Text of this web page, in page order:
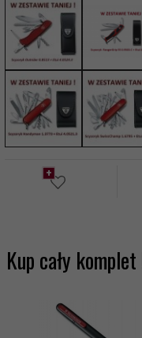
Kup cały komplet